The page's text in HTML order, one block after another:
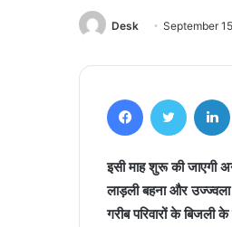
Desk September
इसी माह शुरू की जाएगी
लाड़ली बहना और
गरीब परिवारों के बिजली